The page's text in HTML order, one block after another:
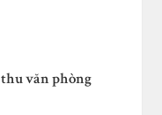
văn phòng